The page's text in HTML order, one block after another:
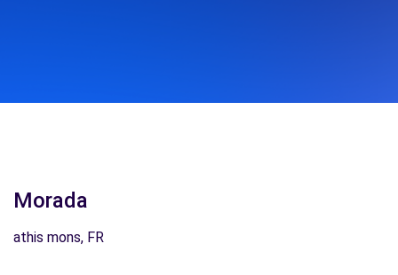
Morada
athis mons, FR